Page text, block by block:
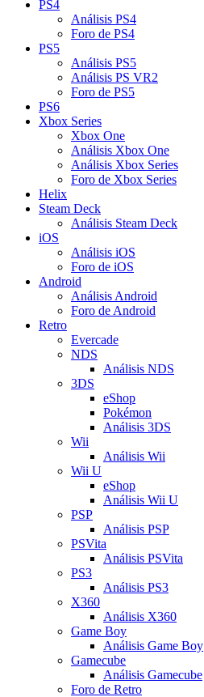
PS4
Análisis PS4
Foro de PS4
PS5
Análisis PS5
Análisis PS VR2
Foro de PS5
PS6
Xbox Series
Xbox One
Análisis Xbox One
Análisis Xbox Series
Foro de Xbox Series
Helix
Steam Deck
Análisis Steam Deck
iOS
Análisis iOS
Foro de iOS
Android
Análisis Android
Foro de Android
Retro
Evercade
NDS
Análisis NDS
3DS
eShop
Pokémon
Análisis 3DS
Wii
Análisis Wii
Wii U
eShop
Análisis Wii U
PSP
Análisis PSP
PSVita
Análisis PSVita
PS3
Análisis PS3
X360
Análisis X360
Game Boy
Análisis Game Boy
Gamecube
Análisis Gamecube
Foro de Retro